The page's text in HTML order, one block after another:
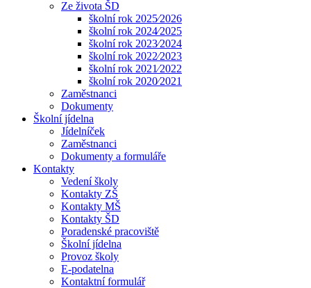
Ze života ŠD
školní rok 2025⁄2026
školní rok 2024⁄2025
školní rok 2023⁄2024
školní rok 2022⁄2023
školní rok 2021⁄2022
školní rok 2020⁄2021
Zaměstnanci
Dokumenty
Školní jídelna
Jídelníček
Zaměstnanci
Dokumenty a formuláře
Kontakty
Vedení školy
Kontakty ZŠ
Kontakty MŠ
Kontakty ŠD
Poradenské pracoviště
Školní jídelna
Provoz školy
E-podatelna
Kontaktní formulář